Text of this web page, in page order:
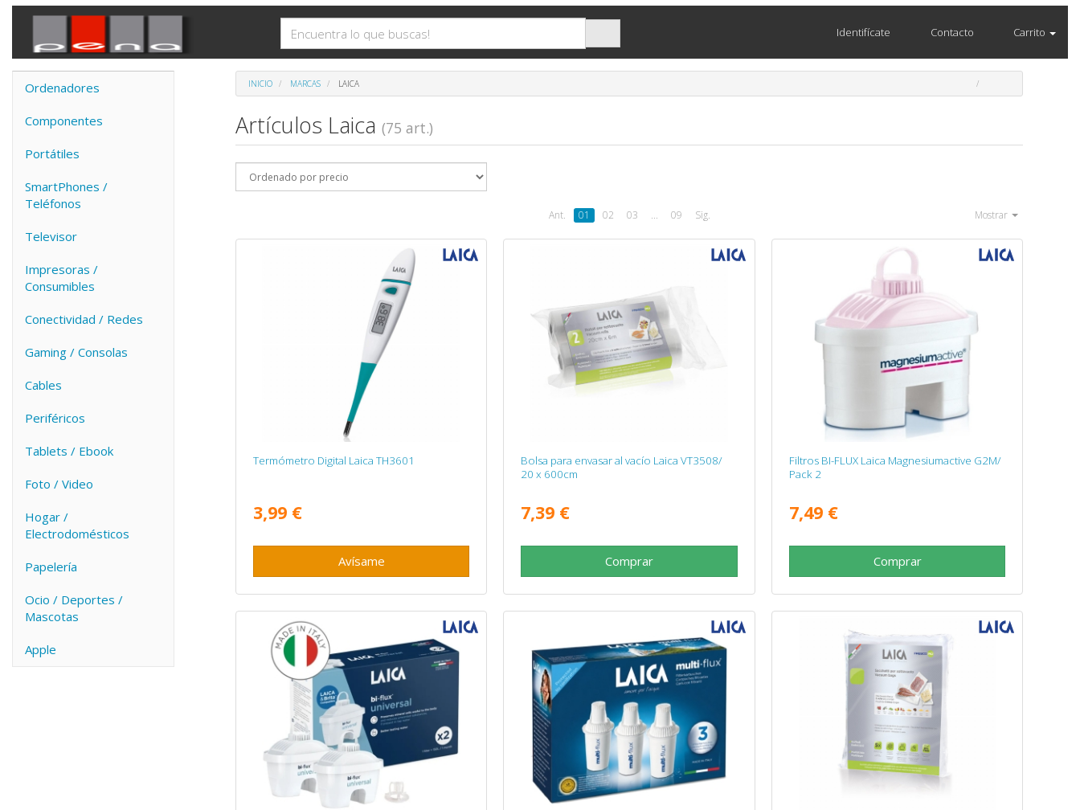
Identifícate Contacto Carrito
Ordenadores
Componentes
Portátiles
SmartPhones /
Teléfonos
Televisor
Impresoras /
Consumibles
Conectividad / Redes
Gaming / Consolas
Cables
Periféricos
Tablets / Ebook
Foto / Video
Hogar /
Electrodomésticos
Papelería
Ocio / Deportes /
Mascotas
Apple
INICIO MARCAS LAICA
Artículos Laica (75 art.)
Ant. 01 02 03 ... 09 Sig. Mostrar
Termómetro Digital Laica TH3601
3,99 €
Avísame
Bolsa para envasar al vacío Laica VT3508/
20 x 600cm
7,39 €
Comprar
Filtros BI-FLUX Laica Magnesiumactive G2M/
Pack 2
7,49 €
Comprar